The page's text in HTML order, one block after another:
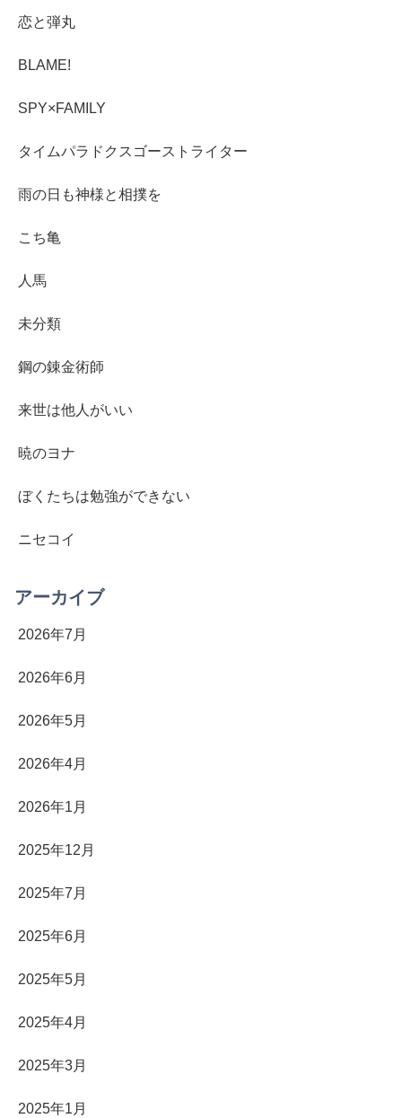
恋と弾丸
BLAME!
SPY×FAMILY
タイムパラドクスゴーストライター
雨の日も神様と相撲を
こち亀
人馬
未分類
鋼の錬金術師
来世は他人がいい
暁のヨナ
ぼくたちは勉強ができない
ニセコイ
アーカイブ
2026年7月
2026年6月
2026年5月
2026年4月
2026年1月
2025年12月
2025年7月
2025年6月
2025年5月
2025年4月
2025年3月
2025年1月